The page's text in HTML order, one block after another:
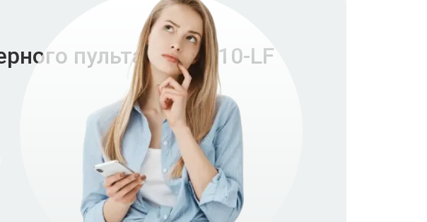
пульта DJM-V10-LF